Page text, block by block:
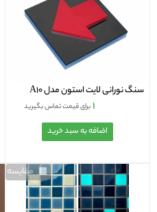
سنگ نورانی لایت استون مدل A10
۱برای قیمت تماس بگیرید
مقایسه